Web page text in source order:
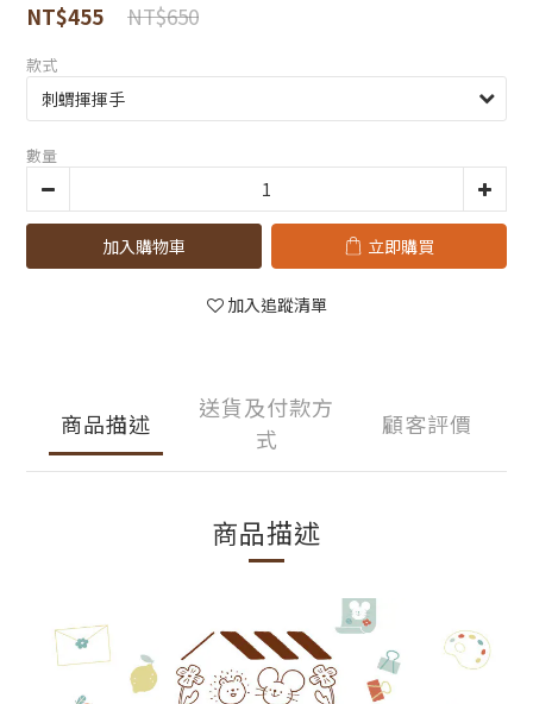
NT$650
NT$455
款式
數量
加入購物車 立即購買
加入追蹤清單
商品描述
送貨及付款方
式
顧客評價
商品描述